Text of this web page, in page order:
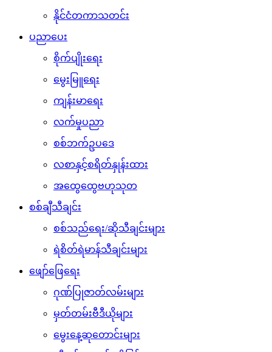
နိုင်ငံတကာသတင်း
ပညာပေး
စိုက်ပျိုးရေး
မွေးမြူရေး
ကျန်းမာရေး
လက်မှုပညာ
စစ်ဘက်ဥပဒေ
လစာနှင့်စရိတ်နှုန်းထား
အထွေထွေဗဟုသုတ
စစ်ချီသီချင်း
စစ်သည်ရေး/ဆိုသီချင်းများ
ရဲစိတ်ရဲမာန်သီချင်းများ
ဖျော်ဖြေရေး
ဂုဏ်ပြုဇာတ်လမ်းများ
မှတ်တမ်းဗီဒီယိုများ
မွေးနေ့ဆုတောင်းများ